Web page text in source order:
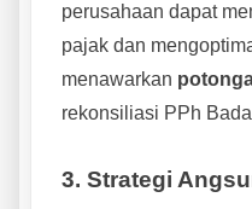
perusahaan dapat
pajak dan
menawarkan
rekonsiliasi PPh
3. Strategi